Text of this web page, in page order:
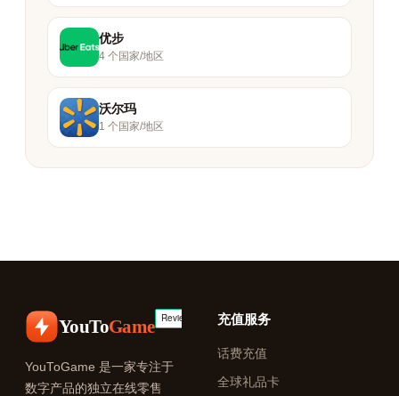
优步
4 个国家/地区
沃尔玛
1 个国家/地区
YouToGame
YouToGame 是一家专注于
数字产品的独立在线零售
充值服务
话费充值
全球礼品卡